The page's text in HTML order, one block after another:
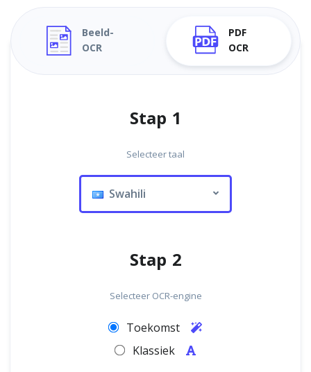
Beeld-
OCR
PDF
OCR
Stap 1
Selecteer taal
Swahili
Stap 2
Selecteer OCR-engine
Toekomst
Klassiek